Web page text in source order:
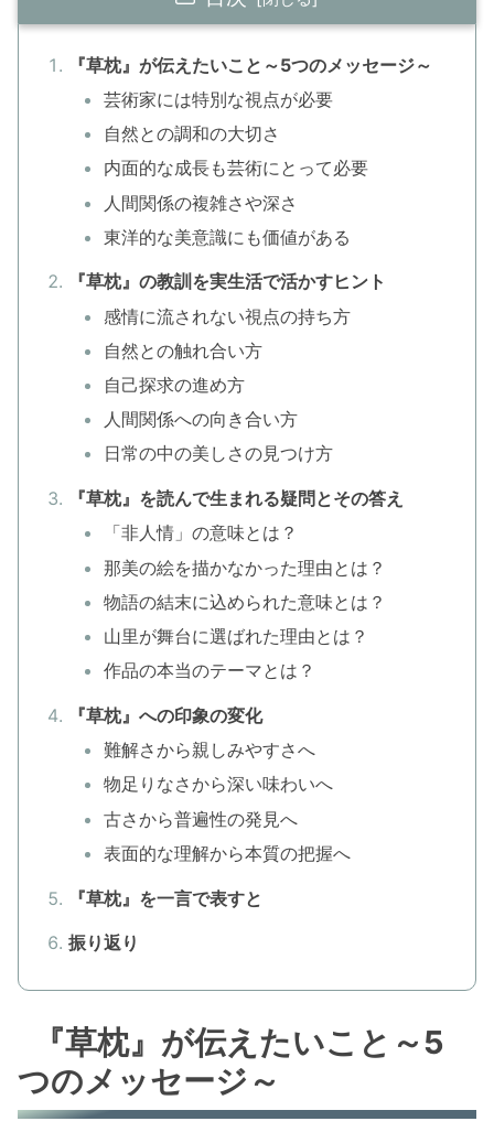
『草枕』が伝えたいこと～5つのメッセージ～
芸術家には特別な視点が必要
自然との調和の大切さ
内面的な成長も芸術にとって必要
人間関係の複雑さや深さ
東洋的な美意識にも価値がある
『草枕』の教訓を実生活で活かすヒント
感情に流されない視点の持ち方
自然との触れ合い方
自己探求の進め方
人間関係への向き合い方
日常の中の美しさの見つけ方
『草枕』を読んで生まれる疑問とその答え
「非人情」の意味とは？
那美の絵を描かなかった理由とは？
物語の結末に込められた意味とは？
山里が舞台に選ばれた理由とは？
作品の本当のテーマとは？
『草枕』への印象の変化
難解さから親しみやすさへ
物足りなさから深い味わいへ
古さから普遍性の発見へ
表面的な理解から本質の把握へ
『草枕』を一言で表すと
振り返り
『草枕』が伝えたいこと～5
つのメッセージ～